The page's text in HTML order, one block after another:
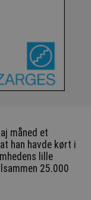
måned et
han havde kørt i
lille
25.000